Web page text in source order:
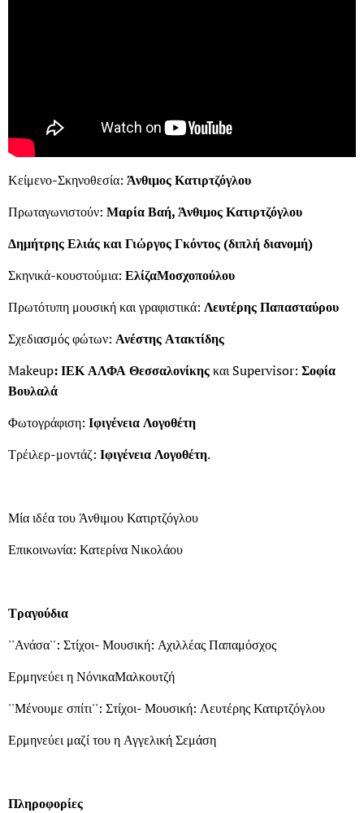
Κείμενο-Σκηνοθεσία: Άνθιμος Κατιρτζόγλου
Πρωταγωνιστούν: Μαρία Βαή, Άνθιμος Κατιρτζόγλου
Δημήτρης Ελιάς και Γιώργος Γκόντος (διπλή διανομή)
Σκηνικά-κουστούμια: ΕλίζαΜοσχοπούλου
Πρωτότυπη μουσική και γραφιστικά: Λευτέρης Παπασταύρου
Σχεδιασμός φώτων: Ανέστης Ατακτίδης
Makeup: ΙΕΚ ΑΛΦΑ Θεσσαλονίκηςκαι Supervisor: Σοφία
Βουλαλά
Φωτογράφιση: Ιφιγένεια Λογοθέτη
Τρέιλερ-μοντάζ: Ιφιγένεια Λογοθέτη.
Μία ιδέα του Άνθιμου Κατιρτζόγλου
Επικοινωνία: Κατερίνα Νικολάου
Τραγούδια
''Ανάσα'': Στίχοι- Μουσική: Αχιλλέας Παπαμόσχος
Ερμηνεύει η ΝόνικαΜαλκουτζή
''Μένουμε σπίτι'': Στίχοι- Μουσική: Λευτέρης Κατιρτζόγλου
Ερμηνεύει μαζί του η Αγγελική Σεμάση
Πληροφορίες